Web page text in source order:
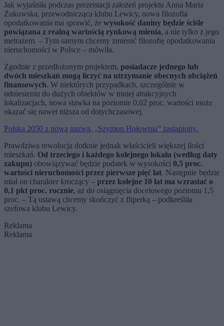
Jak wyjaśniła podczas prezentacji założeń projektu Anna Maria
Żukowska, przewodnicząca klubu Lewicy, nowa filozofia
opodatkowania ma sprawić, że wysokość daniny będzie ściśle
powiązana z realną wartością rynkową mienia, a nie tylko z jego
metrażem. – Tym samym chcemy zmienić filozofię opodatkowania
nieruchomości w Polsce – mówiła.
Zgodnie z przedłożonym projektem, posiadacze jednego lub
dwóch mieszkań mogą liczyć na utrzymanie obecnych obciążeń
finansowych. W niektórych przypadkach, szczególnie w
odniesieniu do dużych obiektów w mniej atrakcyjnych
lokalizacjach, nowa stawka na poziomie 0,02 proc. wartości może
okazać się nawet niższa od dotychczasowej.
Polska 2050 z nową nazwą. „Szymon Hołownia” zastąpiony.
Prawdziwa rewolucja dotknie jednak właścicieli większej ilości
mieszkań. Od trzeciego i każdego kolejnego lokalu (według daty
zakupu) obowiązywać będzie podatek w wysokości 0,5 proc.
wartości nieruchomości przez pierwsze pięć lat. Następnie będzie
miał on charakter kroczący – przez kolejne 10 lat ma wzrastać o
0,1 pkt proc. rocznie, aż do osiągnięcia docelowego poziomu 1,5
proc. – Tą ustawą chcemy skończyć z fliperką – podkreśliła
szefowa klubu Lewicy.
Reklama
Reklama